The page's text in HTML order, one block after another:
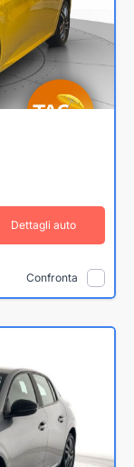
Dettagli auto
Confronta